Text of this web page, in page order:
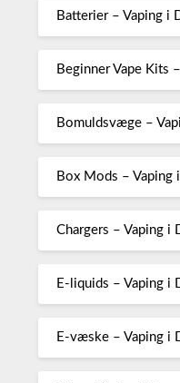
Batterier – Vaping i
Beginner Vape Kits
Bomuldsvæge –
Box Mods – Vaping
Chargers – Vaping i
E-liquids – Vaping i
E-væske – Vaping i